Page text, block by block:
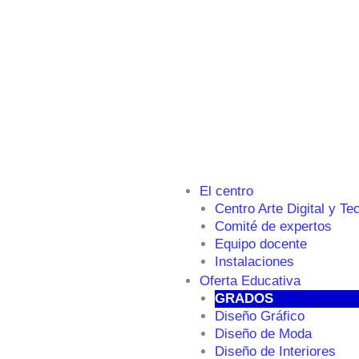
El centro
Centro Arte Digital y
Comité de expertos
Equipo docente
Instalaciones
Oferta Educativa
GRADOS
Diseño Gráfico
Diseño de Moda
Diseño de Interiores